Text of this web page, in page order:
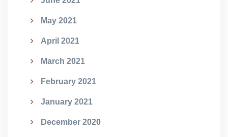
May 2021
April 2021
March 2021
February 2021
January 2021
December 2020